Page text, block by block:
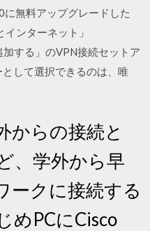
無料アップグレードした
ンターネット」
する」のVPN接続セットア
して選択できるのは、唯
からの接続と
、学外から早
ークに接続する
めPCにCisco